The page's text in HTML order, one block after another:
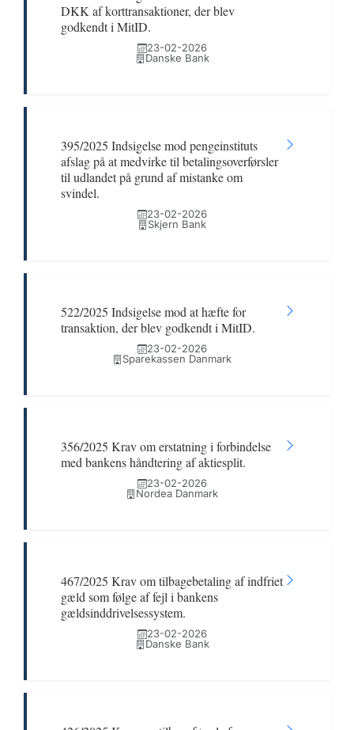
DKK af korttransaktioner, der blev
godkendt i MitID.
23-02-2026
Danske Bank
395/2025 Indsigelse mod pengeinstituts
afslag på at medvirke til betalingsoverførsler
til udlandet på grund af mistanke om
svindel.
23-02-2026
Skjern Bank
522/2025 Indsigelse mod at hæfte for
transaktion, der blev godkendt i MitID.
23-02-2026
Sparekassen Danmark
356/2025 Krav om erstatning i forbindelse
med bankens håndtering af aktiesplit.
23-02-2026
Nordea Danmark
467/2025 Krav om tilbagebetaling af indfriet
gæld som følge af fejl i bankens
gældsinddrivelsessystem.
23-02-2026
Danske Bank